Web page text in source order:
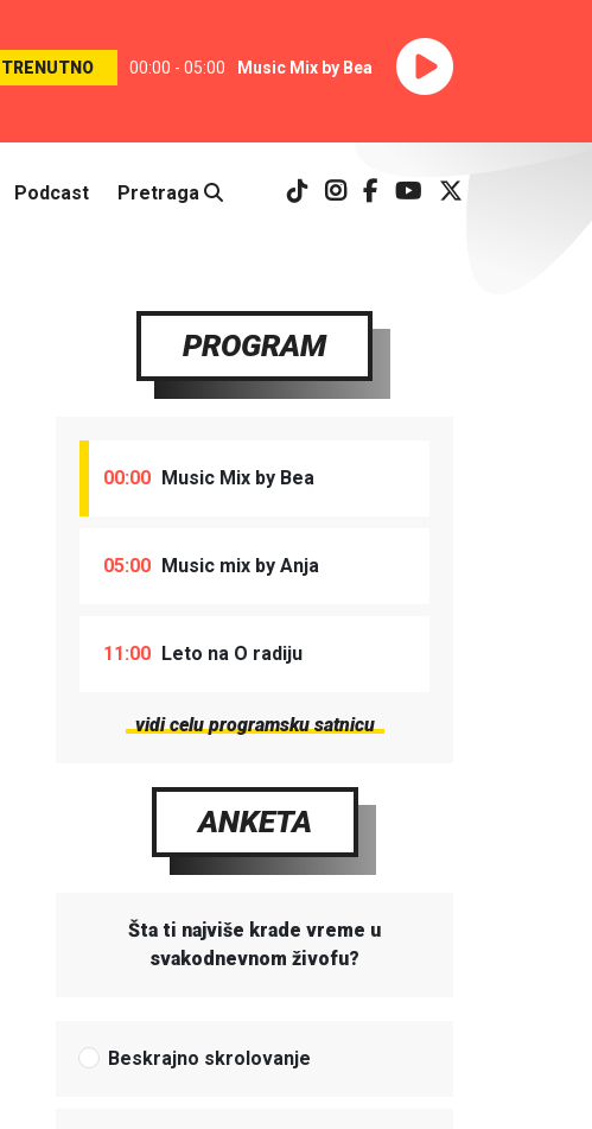
TRENUTNO 00:00 - 05:00 Music Mix by Bea
Podcast Pretraga
PROGRAM
00:00 Music Mix by Bea
05:00 Music mix by Anja
11:00 Leto na O radiju
vidi celu programsku satnicu
ANKETA
Šta ti najviše krade vreme u
svakodnevnom živofu?
Beskrajno skrolovanje